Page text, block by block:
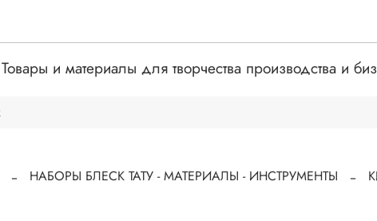
Товары и материалы для творчества производства и
НАБОРЫ БЛЕСК ТАТУ - МАТЕРИАЛЫ - ИНСТРУМЕНТЫ